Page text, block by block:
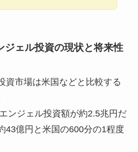
ジェル投資の現状と将来性
資市場は米国などと比較する
ンジェル投資額が約2.5兆円だ
43億円と米国の600分の1程度